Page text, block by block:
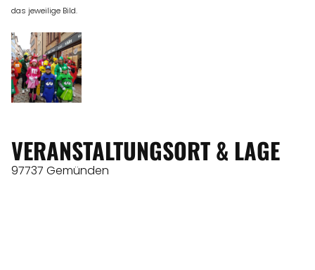
das jeweilige Bild.
VERANSTALTUNGSORT & LAGE
97737 Gemünden